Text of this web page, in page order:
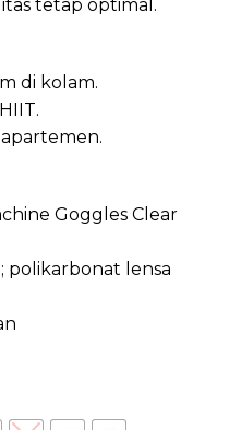
tetap optimal.
di kolam.
Goggles Clear
polikarbonat lensa